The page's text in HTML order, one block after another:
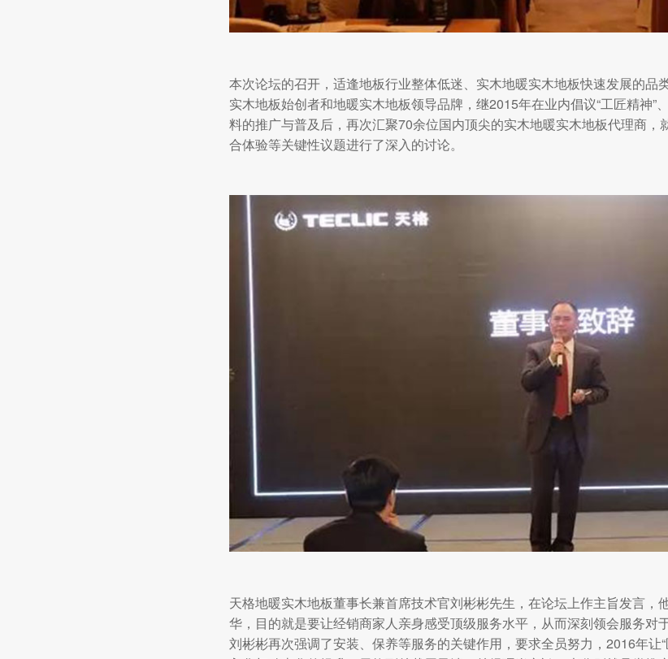
本次论坛的召开，适逢地板行业整体低迷、实木地暖实木地板快速发展的品
实木地板始创者和地暖实木地板领导品牌，继2015年在业内倡议“工匠精神”
料的推广与普及后，再次汇聚70余位国内顶尖的实木地暖实木地板代理商，
合体验等关键性议题进行了深入的讨论。
天格地暖实木地板董事长兼首席技术官刘彬彬先生，在论坛上作主旨发言，
华，目的就是要让经销商家人亲身感受顶级服务水平，从而深刻领会服务对
刘彬彬再次强调了安装、保养等服务的关键作用，要求全员努力，2016年让